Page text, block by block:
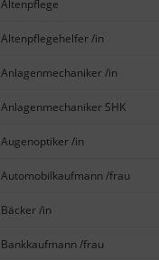
Altenpflege
Altenpflegehelfer /in
Anlagenmechaniker /in
Anlagenmechaniker SHK
Augenoptiker /in
Automobilkaufmann /frau
Bäcker /in
Bankkaufmann /frau